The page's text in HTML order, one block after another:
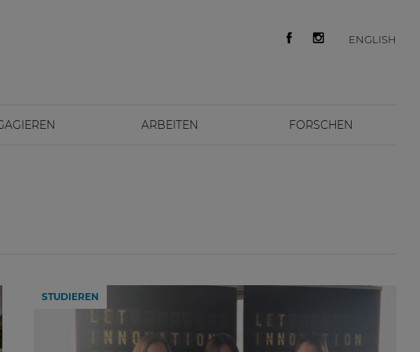
ENGLISH
ARBEITEN FORSCHEN
STUDIEREN